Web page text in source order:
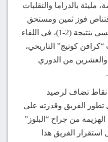
مليئة بالدراما والتقلبات
فوز ثمين ومستحق
على جاره ومنافسه العنيد تشيلسي بنتيجة (2-1)، في اللقاء
كوتيج” التاريخي،
من الدوري
نقاط تضاف لرصيد
تطور الفريق وقدرته على
من جراح “البلوز”
الفريق هذا